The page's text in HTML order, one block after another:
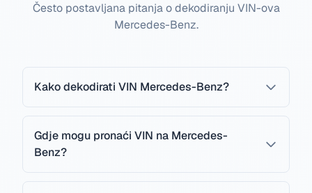
Često postavljana pitanja o dekodiranju VIN-ova
Mercedes-Benz.
Kako dekodirati VIN Mercedes-Benz?
Gdje mogu pronaći VIN na Mercedes-
Benz?